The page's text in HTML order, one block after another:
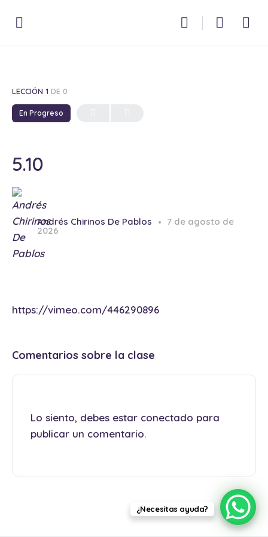
LECCIÓN 1 DE 0
En Progreso
5.10
Andrés Chirinos De Pablos 7 de agosto de
2026
https://vimeo.com/446290896
Comentarios sobre la clase
Lo siento, debes estar conectado para
publicar un comentario.
¿Necesitas ayuda?